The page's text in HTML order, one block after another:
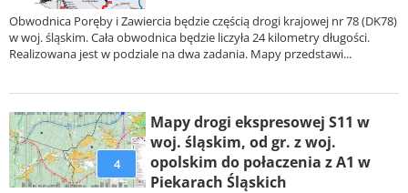
Obwodnica Poręby i Zawiercia będzie częścią drogi krajowej nr 78 (DK78)
w woj. śląskim. Cała obwodnica będzie liczyła 24 kilometry długości.
Realizowana jest w podziale na dwa zadania. Mapy przedstawi...
4
Mapy drogi ekspresowej S11 w
woj. śląskim, od gr. z woj.
opolskim do połaczenia z A1 w
Piekarach Śląskich